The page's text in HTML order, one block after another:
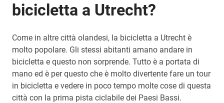
bicicletta a Utrecht?
Come in altre città olandesi, la bicicletta a Utrecht è
molto popolare. Gli stessi abitanti amano andare in
bicicletta e questo non sorprende. Tutto è a portata di
mano ed è per questo che è molto divertente fare un tour
in bicicletta e vedere in poco tempo molte cose di questa
città con la prima pista ciclabile dei Paesi Bassi.